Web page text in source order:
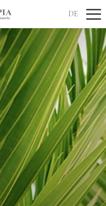
DE